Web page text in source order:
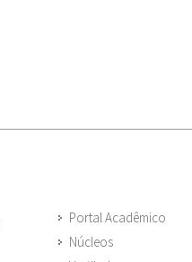
Portal Acadêmico
Núcleos